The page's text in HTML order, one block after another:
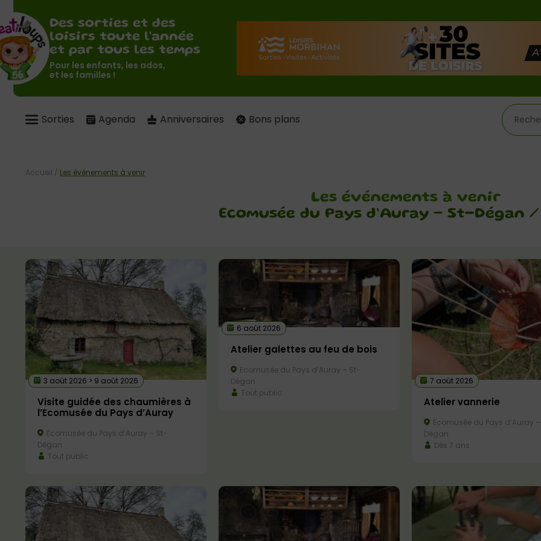
Des sorties et des
loisirs toute l'année
et par tous les temps
Pour les enfants, les ados,
et les familles !
Sorties Agenda Anniversaires Bons plans
Les événements à venir
Ecomusée du Pays d’Auray – St-Dégan /
Accueil / Les événements à venir
3 août 2026 > 9 août 2026
Visite guidée des chaumières à
l’Ecomusée du Pays d’Auray
Ecomusée du Pays d’Auray – St-
Dégan
Tout public
6 août 2026
Atelier galettes au feu de bois
Ecomusée du Pays d’Auray – St-
Dégan
Tout public
7 août 2026
Atelier vannerie
Ecomusée du Pays d’Auray
Dégan
Dès 7 ans